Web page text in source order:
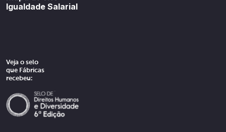
Igualdade Salarial
Veja o selo
que Fábricas
recebeu: